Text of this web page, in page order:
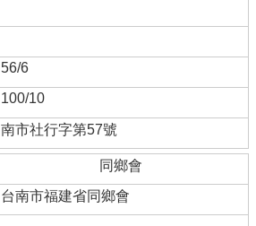
56/6
100/10
南市社行字第57號
同鄉會
台南市福建省同鄉會